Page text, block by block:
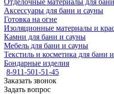
Отделочные материалы для
Аксессуары для бани и сауны
Готовка на огне
Изоляционные материалы и
Камни для бани и сауны
Мебель для бани и сауны
Текстиль и косметика для бани
Бондарные изделия
8-911-501-51-45
Заказать звонок
Задать вопрос